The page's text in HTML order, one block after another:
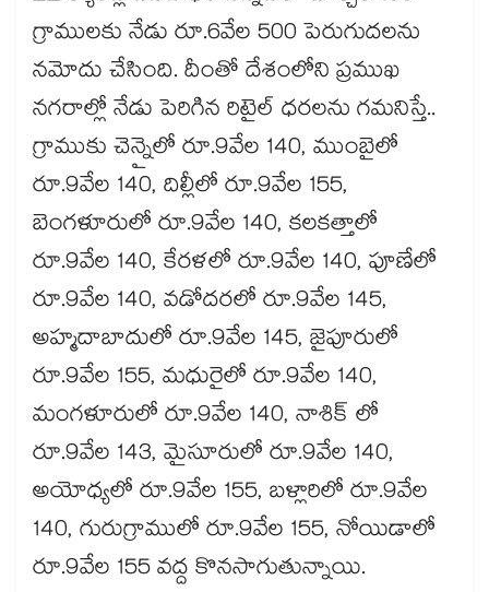
గ్రాములకు నేడు రూ.6వేల 500 పెరుగుదలను
నమోదు చేసింది. దీంతో దేశంలోని ప్రముఖ
నగరాల్లో నేడు పెరిగిన రిటైల్ ధరలను గమనిస్తే..
గ్రాముకు చెన్నైలో రూ.9వేల 140, ముంబైలో
రూ.9వేల 140, దిల్లీలో రూ.9వేల 155,
బెంగళూరులో రూ.9వేల 140, కలకత్తాలో
రూ.9వేల 140, కేరళలో రూ.9వేల 140, పూణేలో
రూ.9వేల 140, వడోదరలో రూ.9వేల 145,
అహ్మదాబాదులో రూ.9వేల 145, జైపూరులో
రూ.9వేల 155, మధురైలో రూ.9వేల 140,
మంగళూరులో రూ.9వేల 140, నాశిక్ లో
రూ.9వేల 143, మైసూరులో రూ.9వేల 140,
అయోధ్యలో రూ.9వేల 155, బళ్లారిలో రూ.9వేల
140, గురుగ్రాములో రూ.9వేల 155, నోయిడాలో
రూ.9వేల 155 వద్ద కొనసాగుతున్నాయి.